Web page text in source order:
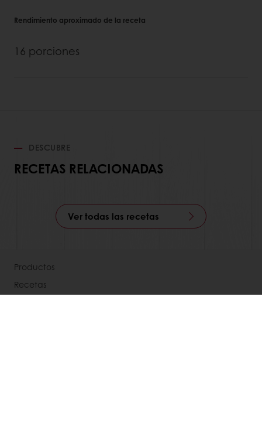
Rendimiento aproximado de la receta
16 porciones
DESCUBRE
RECETAS RELACIONADAS
Ver todas las recetas
Productos
Recetas